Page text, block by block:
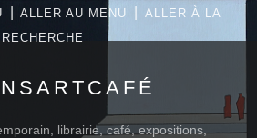
ALLER AU MENU
ALLER À LA
RECHERCHE
librairie, café, expositions,